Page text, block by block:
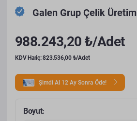
Galen Grup Çelik Üretim
988.243,20 ₺/Adet
KDV Hariç: 823.536,00 ₺/Adet
Şimdi Al 12 Ay Sonra Öde!
Boyut: